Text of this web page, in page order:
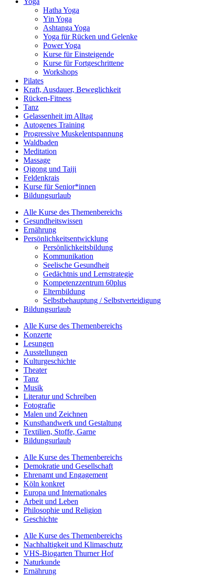
Hatha Yoga
Yin Yoga
Ashtanga Yoga
Yoga für Rücken und Gelenke
Power Yoga
Kurse für Einsteigende
Kurse für Fortgeschrittene
Workshops
Pilates
Kraft, Ausdauer, Beweglichkeit
Rücken-Fitness
Tanz
Gelassenheit im Alltag
Autogenes Training
Progressive Muskelentspannung
Waldbaden
Meditation
Massage
Qigong und Taiji
Feldenkrais
Kurse für Senior*innen
Bildungsurlaub
Alle Kurse des Themenbereichs
Gesundheitswissen
Ernährung
Persönlichkeitsentwicklung
Persönlichkeitsbildung
Kommunikation
Seelische Gesundheit
Gedächtnis und Lernstrategie
Kompetenzzentrum 60plus
Elternbildung
Selbstbehauptung / Selbstverteidigung
Bildungsurlaub
Alle Kurse des Themenbereichs
Konzerte
Lesungen
Ausstellungen
Kulturgeschichte
Theater
Tanz
Musik
Literatur und Schreiben
Fotografie
Malen und Zeichnen
Kunsthandwerk und Gestaltung
Textilien, Stoffe, Garne
Bildungsurlaub
Alle Kurse des Themenbereichs
Demokratie und Gesellschaft
Ehrenamt und Engagement
Köln konkret
Europa und Internationales
Arbeit und Leben
Philosophie und Religion
Geschichte
Alle Kurse des Themenbereichs
Nachhaltigkeit und Klimaschutz
VHS-Biogarten Thurner Hof
Naturkunde
Ernährung